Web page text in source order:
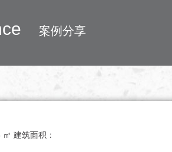
案例分享
㎡ 建筑面积：